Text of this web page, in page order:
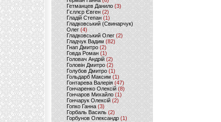
Гетманцев Данило (3)
Гєллєр Євген (2)
Гладій Степан(1)
Гладковський (Свинарчук)
Олег (4)
Гладковський Олег (2)
Гладчук Вадим (82)
Гнап Дмитро (2)
Говда Роман(1)
Головач Андрій (2)
Головін Дмитро (2)
Голубов Дмитро (1)
Гольдарб Максим(1)
Гонтарева Валерія (47)
Гончаренко Олексій(8)
Гончаров Михайло (1)
Гончарук Олексій (2)
Гопко Ганна (3)
Горбаль Василь (2)
Горбунов Олександр (1)